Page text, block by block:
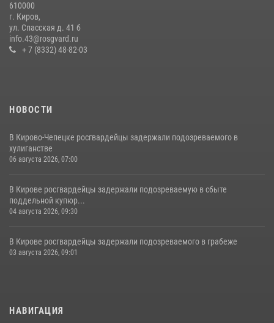
Кировские росгвардейцы задержали неоднократно судимую
гражданку, подозреваемую в краже
21 июля 2026, 08:20
610000
г. Киров,
ул. Спасская д. 41 б
info.43@rosgvard.ru
+ 7 (8332) 48-82-03
НОВОСТИ
В Кирово-Чепецке росгвардейцы задержали подозреваемого в
хулиганстве
06 августа 2026, 07:00
В Кирове росгвардейцы задержали подозреваемую в сбыте
поддельной купюр...
04 августа 2026, 09:30
В Кирове росгвардейцы задержали подозреваемого в грабеже
03 августа 2026, 09:01
НАВИГАЦИЯ